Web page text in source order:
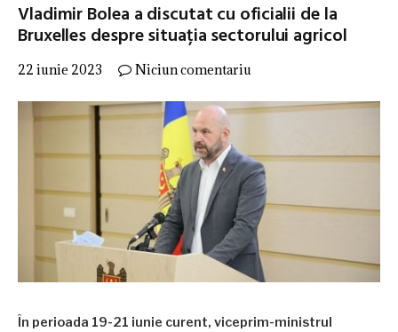
Vladimir Bolea a discutat cu oficialii de la
Bruxelles despre situația sectorului agricol
22 iunie 2023 Niciun comentariu
În perioada 19-21 iunie curent, viceprim-ministrul